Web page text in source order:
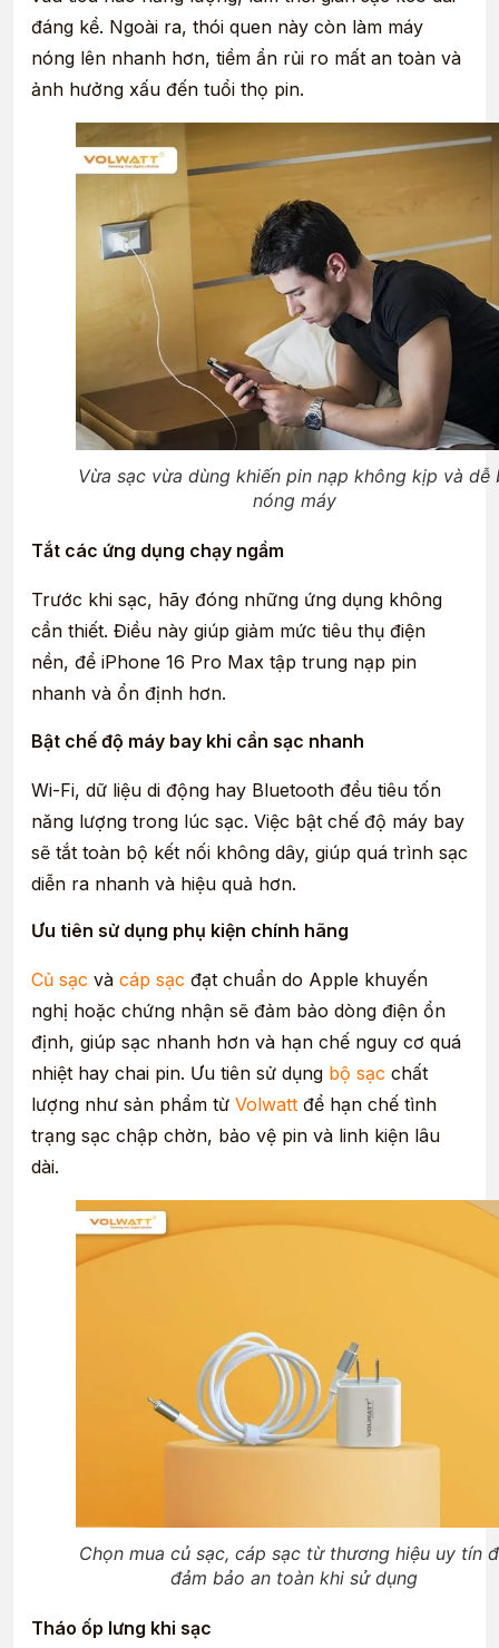
đáng kể. Ngoài ra, thói quen này còn làm máy
nóng lên nhanh hơn, tiềm ẩn rủi ro mất an toàn và
ảnh hưởng xấu đến tuổi thọ pin.
Vừa sạc vừa dùng khiến pin nạp không kịp và dễ
nóng máy
Tắt các ứng dụng chạy ngầm
Trước khi sạc, hãy đóng những ứng dụng không
cần thiết. Điều này giúp giảm mức tiêu thụ điện
nền, để iPhone 16 Pro Max tập trung nạp pin
nhanh và ổn định hơn.
Bật chế độ máy bay khi cần sạc nhanh
Wi-Fi, dữ liệu di động hay Bluetooth đều tiêu tốn
năng lượng trong lúc sạc. Việc bật chế độ máy bay
sẽ tắt toàn bộ kết nối không dây, giúp quá trình sạc
diễn ra nhanh và hiệu quả hơn.
Ưu tiên sử dụng phụ kiện chính hãng
Củ sạc và cáp sạc đạt chuẩn do Apple khuyến
nghị hoặc chứng nhận sẽ đảm bảo dòng điện ổn
định, giúp sạc nhanh hơn và hạn chế nguy cơ quá
nhiệt hay chai pin. Ưu tiên sử dụng bộ sạc chất
lượng như sản phẩm từ Volwatt để hạn chế tình
trạng sạc chập chờn, bảo vệ pin và linh kiện lâu
dài.
Chọn mua củ sạc, cáp sạc từ thương hiệu uy tín
đảm bảo an toàn khi sử dụng
Tháo ốp lưng khi sạc